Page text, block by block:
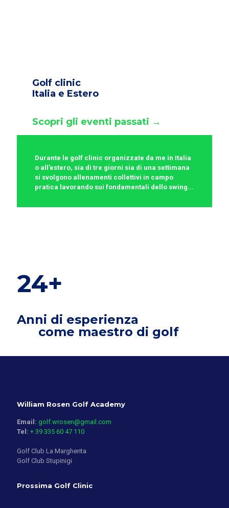
Golf clinic
Italia e Estero
Scopri gli eventi passati →
Durante le golf clinic organizzate da me in Italia
o all’estero, sia di tre giorni sia di una settimana
si svolgono allenamenti collettivi in campo
pratica lavorando sui fondamentali dello swing...
24+
Anni di esperienza
come maestro di golf
William Rosen Golf Academy
Email: golf.wrosen@gmail.com
Tel: + 39 335 60 47 110
Golf Club La Margherita
Golf Club Stupinigi
Prossima Golf Clinic